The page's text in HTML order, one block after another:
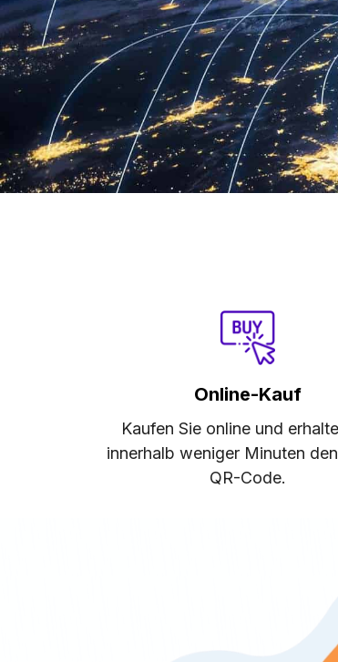
Online-Kauf
Kaufen Sie online und
innerhalb weniger Minuten
QR-Code.